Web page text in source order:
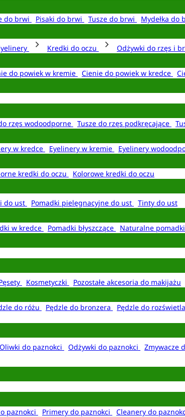
do brwi Pisaki do brwi Tusze do brwi Mydełka do
Kredki do oczu
Odżywki do rzęs i
do powiek w kremie Cienie do powiek w kredce
rzęs wodoodporne Tusze do rzęs podkręcające
w kredce Eyelinery w kremie Eyelinery
kredki do oczu
Kolorowe kredki do oczu
do ust Pomadki pielęgnacyjne do ust
Tinty do ust
w kredce Pomadki błyszczące
Naturalne
Kosmetyczki
Pozostałe akcesoria do makijażu
do różu Pędzle do bronzera Pędzle do
Oliwki do paznokci Odżywki do paznokci Zmywacze
paznokci Primery do paznokci Cleanery do